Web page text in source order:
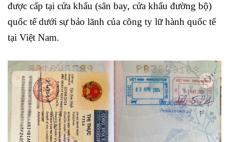
được cấp tại cửa khẩu (sân bay, cửa khẩu đường bộ)
quốc tế dưới sự bảo lãnh của công ty lữ hành quốc tế
tại Việt Nam.